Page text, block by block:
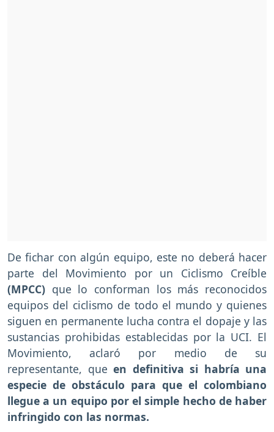
De fichar con algún equipo, este no deberá hacer
parte del Movimiento por un Ciclismo Creíble
(MPCC) que lo conforman los más reconocidos
equipos del ciclismo de todo el mundo y quienes
siguen en permanente lucha contra el dopaje y las
sustancias prohibidas establecidas por la UCI. El
Movimiento, aclaró por medio de su
representante, que en definitiva si habría una
especie de obstáculo para que el colombiano
llegue a un equipo por el simple hecho de haber
infringido con las normas.